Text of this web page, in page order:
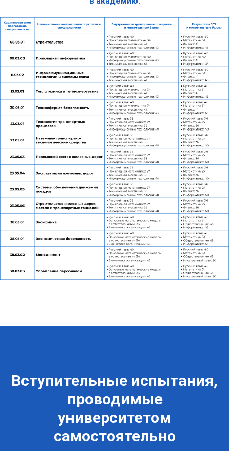
Вступительные испытания,
проводимые
университетом
самостоятельно